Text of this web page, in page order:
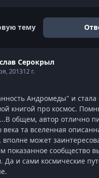
тему
Серокрыл
201312 г.
Андромеды" и стала
книгой про космос.
общем, автор отлично
века та вселенная
может
показанное сообщество
Да и сами космические